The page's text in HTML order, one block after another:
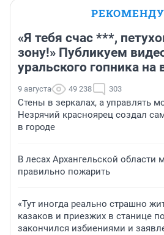
«Я тебя счас ***,
зону!» Публикуем
уральского гопника на
9 августа 49 238 303
Стены в зеркалах, а управлять
Незрячий красноярец создал
в городе
В лесах Архангельской области
правильно пожарить
«Тут иногда реально страшно
казаков и приезжих в станице
закончился избиениями и